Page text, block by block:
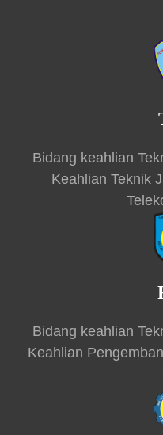
Bidang keahlian
Keahlian Teknik
Bidang keahlian
Keahlian